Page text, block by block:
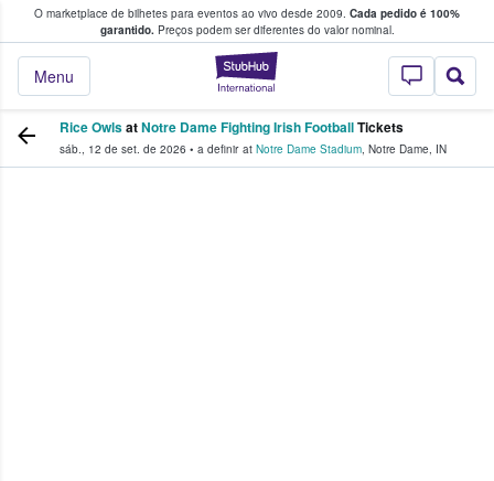
O marketplace de bilhetes para eventos ao vivo desde 2009. Cada pedido é 100%
garantido.Preços podem ser diferentes do valor nominal.
StubHub – onde
Menu
fãs compram e vendem bilhetes
Rice OwlsatNotre Dame Fighting Irish FootballTickets
sáb., 12 de set. de 2026 • a definir at Notre Dame Stadium, Notre Dame, IN